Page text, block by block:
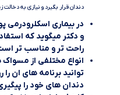
دندان قرار بگیرد و نیازی به
در بیماری
و دکتر میگوید که
راحت تر و مناسب تر
انواع مختلفی از
توانید برنامه های ان
دندان های خود را